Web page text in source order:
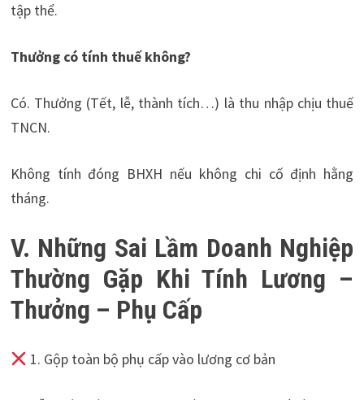
tập thể.
Thưởng có tính thuế không?
Có. Thưởng (Tết, lễ, thành tích…) là thu nhập chịu thuế
TNCN.
Không tính đóng BHXH nếu không chi cố định hằng
tháng.
V. Những Sai Lầm Doanh Nghiệp
Thường Gặp Khi Tính Lương –
Thưởng – Phụ Cấp
1. Gộp toàn bộ phụ cấp vào lương cơ bản